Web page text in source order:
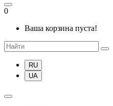
0
Ваша корзина пуста!
RU
UA